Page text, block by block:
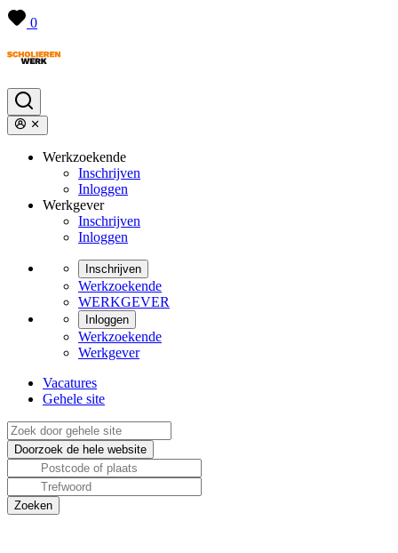
0
Werkzoekende
Inschrijven
Inloggen
Werkgever
Inschrijven
Inloggen
Inschrijven
Werkzoekende
WERKGEVER
Inloggen
Werkzoekende
Werkgever
Vacatures
Gehele site